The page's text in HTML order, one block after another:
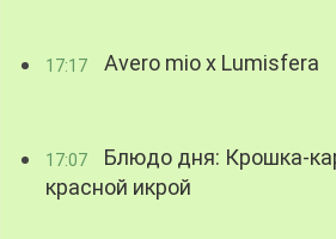
17:17 Avero mio x Lumisfera
17:07
Блюдо дня: Крошка-
красной икрой